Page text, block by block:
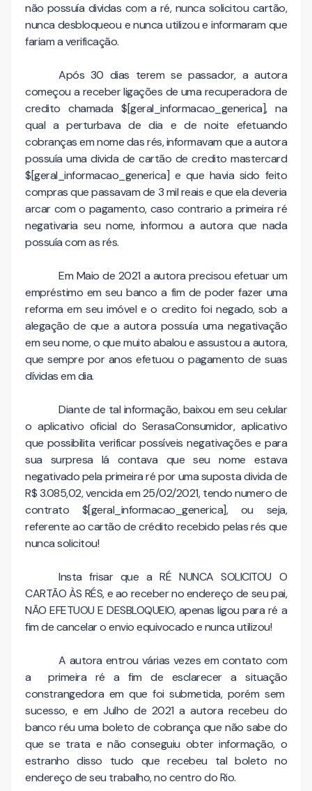
não possuía dividas com a ré, nunca solicitou cartão,
nunca desbloqueou e nunca utilizou e informaram que
fariam a verificação.
Após 30 dias terem se passador, a autora
começou a receber ligações de uma recuperadora de
credito chamada $[geral_informacao_generica], na
qual a perturbava de dia e de noite efetuando
cobranças em nome das rés, informavam que a autora
possuía uma divida de cartão de credito mastercard
$[geral_informacao_generica] e que havia sido feito
compras que passavam de 3 mil reais e que ela deveria
arcar com o pagamento, caso contrario a primeira ré
negativaria seu nome, informou a autora que nada
possuía com as rés.
Em Maio de 2021 a autora precisou efetuar um
empréstimo em seu banco a fim de poder fazer uma
reforma em seu imóvel e o credito foi negado, sob a
alegação de que a autora possuía uma negativação
em seu nome, o que muito abalou e assustou a autora,
que sempre por anos efetuou o pagamento de suas
dívidas em dia.
Diante de tal informação, baixou em seu celular
o aplicativo oficial do SerasaConsumidor, aplicativo
que possibilita verificar possíveis negativações e para
sua surpresa lá contava que seu nome estava
negativado pela primeira ré por uma suposta divida de
R$ 3.085,02, vencida em 25/02/2021, tendo numero de
contrato $[geral_informacao_generica], ou seja,
referente ao cartão de crédito recebido pelas rés que
nunca solicitou!
Insta frisar que a RÉ NUNCA SOLICITOU O
CARTÃO ÀS RÉS, e ao receber no endereço de seu pai,
NÃO EFETUOU E DESBLOQUEIO, apenas ligou para ré a
fim de cancelar o envio equivocado e nunca utilizou!
A autora entrou várias vezes em contato com
a primeira ré a fim de esclarecer a situação
constrangedora em que foi submetida, porém sem
sucesso, e em Julho de 2021 a autora recebeu do
banco réu uma boleto de cobrança que não sabe do
que se trata e não conseguiu obter informação, o
estranho disso tudo que recebeu tal boleto no
endereço de seu trabalho, no centro do Rio.